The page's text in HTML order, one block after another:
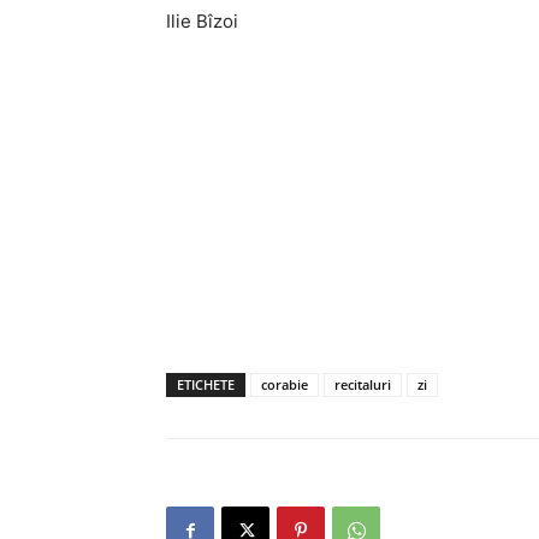
Ilie Bîzoi
ETICHETE corabie recitaluri zi